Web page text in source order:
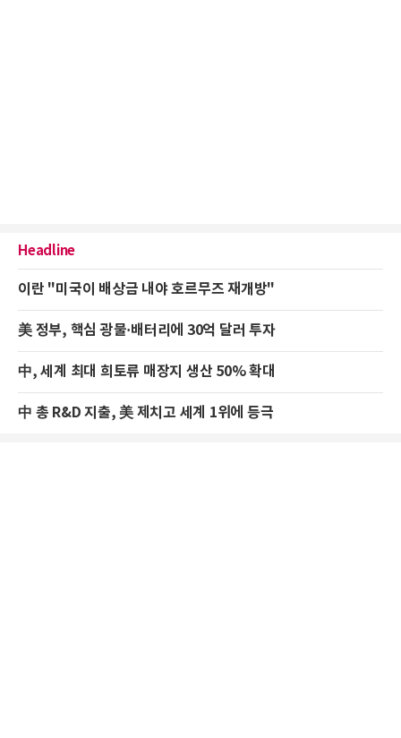
Headline
이란 "미국이 배상금 내야 호르무즈 재개방"
美 정부, 핵심 광물·배터리에 30억 달러 투자
中, 세계 최대 희토류 매장지 생산 50% 확대
中 총 R&D 지출, 美 제치고 세계 1위에 등극